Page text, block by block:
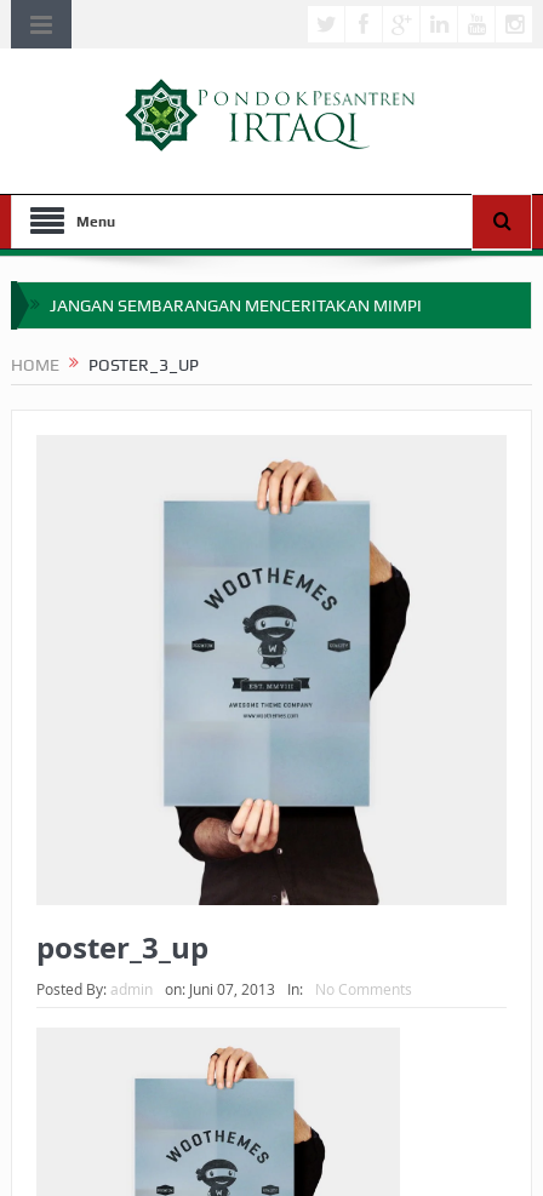
Menu
JANGAN SEMBARANGAN MENCERITAKAN MIMPI
BAGAIMANA CARA MEMBAYAR ZAKAT UANG?
UANG HARAM BISA MENJADI HALAL JIKA SEBAB
KEPEMILIKANNYA BERUBAH
ISTIDLAL BATIL VS ISTIDLAL SYAR’I
HUKUM MEMBAYAR ZAKAT DENGAN CARA MENGANGSUR
HUKUM MEMBAYAR ZAKAT KEPADA KERABAT SENDIRI
HOME POSTER_3_UP
poster_3_up
Posted By: admin on: Juni 07, 2013 In: No Comments